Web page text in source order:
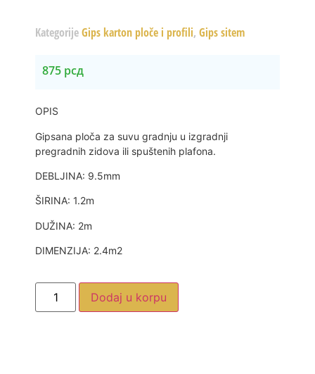
KategorijeGips karton ploče i profili, Gips sitem
875 рсд
OPIS
Gipsana ploča za suvu gradnju u izgradnji
pregradnih zidova ili spuštenih plafona.
DEBLJINA: 9.5mm
ŠIRINA: 1.2m
DUŽINA: 2m
DIMENZIJA: 2.4m2
Dodaj u korpu